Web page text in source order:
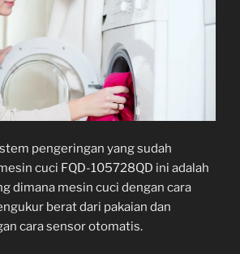
pengeringan yang sudah
cuci FQD-105728QD ini adalah
dimana mesin cuci dengan cara
berat dari pakaian dan
cara sensor otomatis.